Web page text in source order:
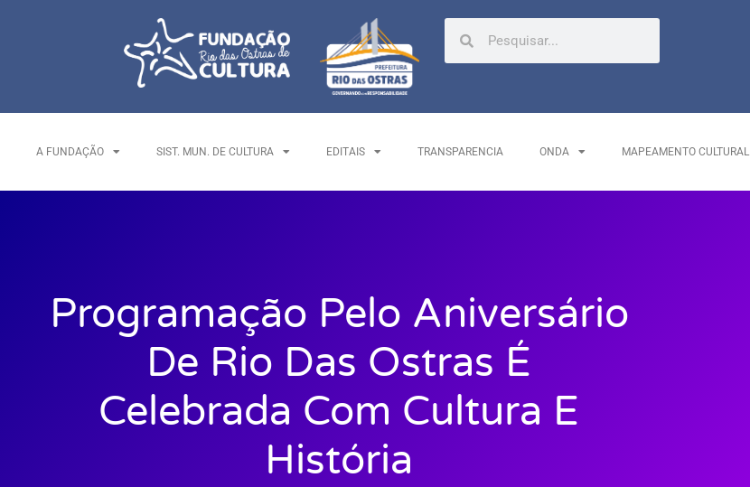
A FUNDAÇÃO SIST. MUN. DE CULTURA EDITAIS TRANSPARENCIA ONDA MAPEAMENTO CULTURAL
Programação Pelo Aniversário
De Rio Das Ostras É
Celebrada Com Cultura E
História